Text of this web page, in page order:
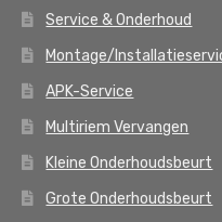
Service & Onderhoud
Montage/
APK-Service
Multiriem Vervangen
Kleine Onderhoudsbeurt
Grote Onderhoudsbeurt